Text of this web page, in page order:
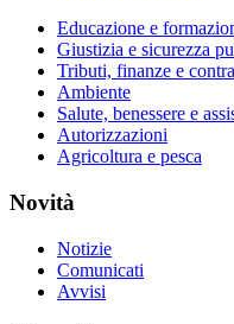
Educazione e
Giustizia e sicurezza
Tributi, finanze e
Ambiente
Salute, benessere e
Autorizzazioni
Agricoltura e pesca
Novità
Notizie
Comunicati
Avvisi